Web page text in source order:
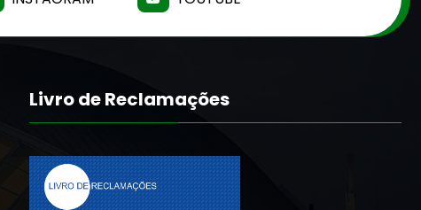
Livro de Reclamações